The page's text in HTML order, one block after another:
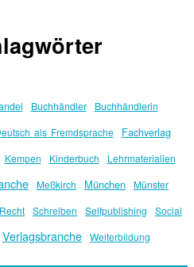
Buchhändler
Buchhändlerin
als Fremdsprache Fachverlag
Kempen Kinderbuch
Lehrmaterialien
Meßkirch München Münster
Recht Schreiben Selfpublishing
Social
Verlagsbranche Weiterbildung